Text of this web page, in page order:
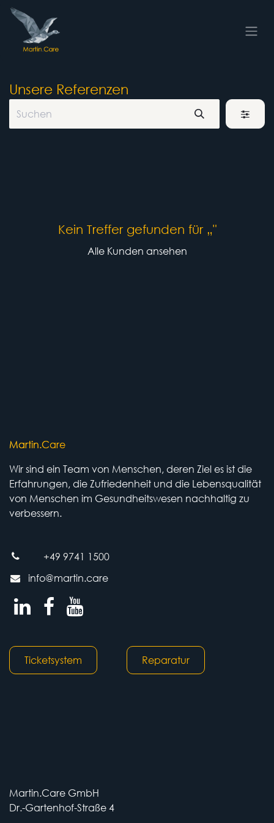
Zum Inhalt springen
Unsere Referenzen
Kein Treffer gefunden für „"
Alle Kunden ansehen
Martin.Care
Wir sind ein Team von Menschen, deren Ziel es ist die
Erfahrungen, die Zufriedenheit und die Lebensqualität
von Menschen im Gesundheitswesen nachhaltig zu
verbessern.
+49 9741 1500
info@martin.care
Ticketsystem Reparatur
Martin.Care GmbH
Dr.-Gartenhof-Straße 4